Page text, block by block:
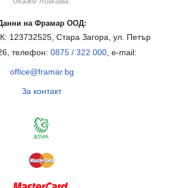
на Фрамар ООД:
Стара Загора, ул. Петър
телефон: 0875 / 322 000, e-mail:
office@framar.bg
За контакт